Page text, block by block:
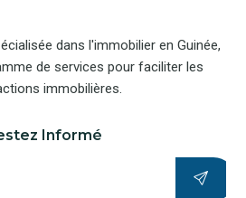
dans l'immobilier en Guinée,
de services pour faciliter les
immobilières.
Informé